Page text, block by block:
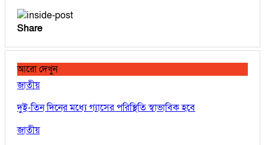
Share
আরো দেখুন
জাতীয়
দুই-তিন দিনের মধ্যে গ্যাসের পরিস্থিতি স্বাভাবিক হবে
জাতীয়